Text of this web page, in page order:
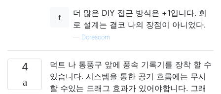
더 많은 DIY 접근 방식은 +1입니다. 회
로 설계는 결코 나의 장점이 아니었다.
— Doresoom
4
덕트 나 통풍구 앞에 풍속 기록기를 장착 할 수
있습니다. 시스템을 통한 공기 흐름에는 무시
할 수있는 드래그 효과가 있어야합니다. 그래